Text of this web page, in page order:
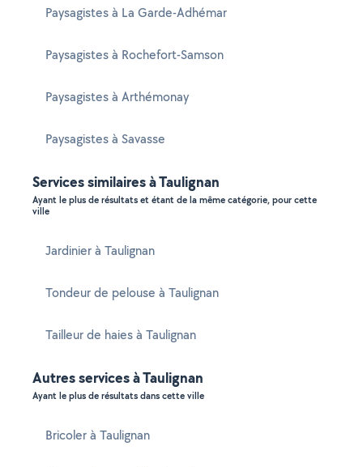
Paysagistes à La Garde-Adhémar
Paysagistes à Rochefort-Samson
Paysagistes à Arthémonay
Paysagistes à Savasse
Services similaires à Taulignan
Ayant le plus de résultats et étant de la même catégorie, pour cette
ville
Jardinier à Taulignan
Tondeur de pelouse à Taulignan
Tailleur de haies à Taulignan
Autres services à Taulignan
Ayant le plus de résultats dans cette ville
Bricoler à Taulignan